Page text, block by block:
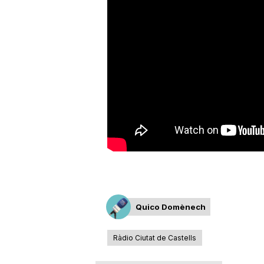
a
o
n
Quico Domènech
Ràdio Ciutat de Castells